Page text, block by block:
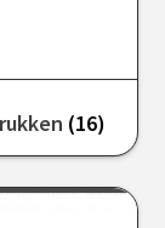
(16)